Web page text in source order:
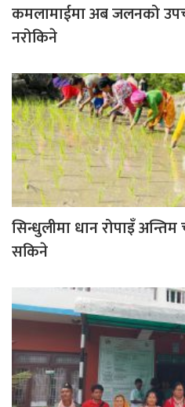
कमलामाईमा अब जलनको
नरोकिने
सिन्धुलीमा धान रोपाइँ
सकिने